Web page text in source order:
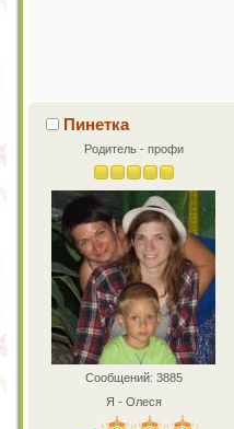
Пинетка
Родитель - профи
Сообщений: 3885
Я - Олеся